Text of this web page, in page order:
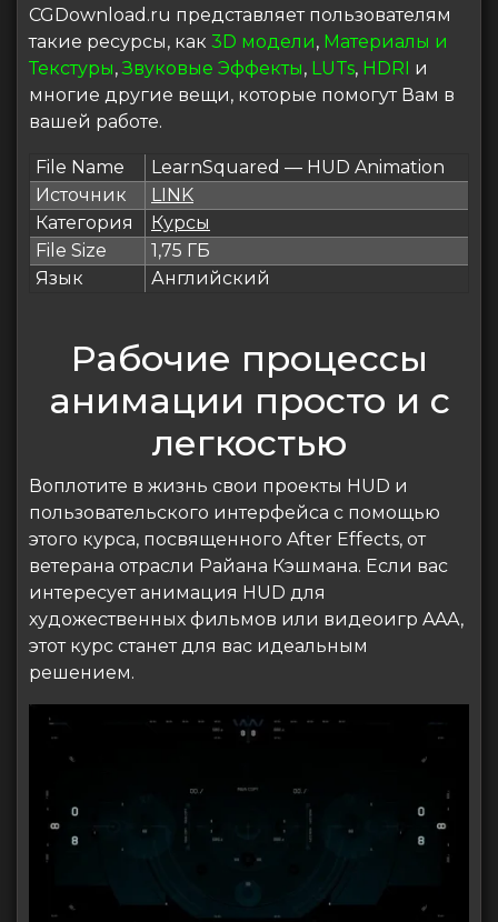
CGDownload.ru представляет пользователям
такие ресурсы, как 3D модели, Материалы и
Текстуры,Звуковые Эффекты, LUTs, HDRI и
многие другие вещи, которые помогут Вам в
вашей работе.
File Name
LearnSquared — HUD Animation
Источник
LINK
Категория
Курсы
File Size
1,75 ГБ
Язык
Английский
Рабочие процессы
анимации просто и с
легкостью
Воплотите в жизнь свои проекты HUD и
пользовательского интерфейса с помощью
этого курса, посвященного After Effects, от
ветерана отрасли Райана Кэшмана. Если вас
интересует анимация HUD для
художественных фильмов или видеоигр AAA,
этот курс станет для вас идеальным
решением.